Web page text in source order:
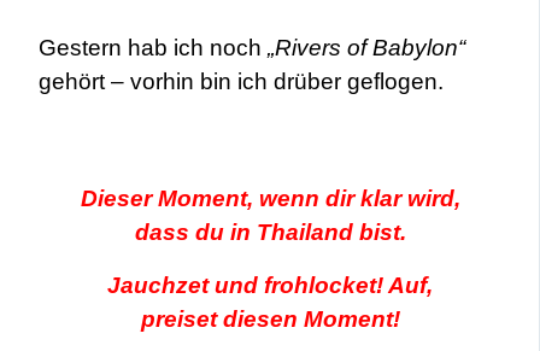
Gestern hab ich noch „Rivers of Babylon“
gehört – vorhin bin ich drüber geflogen.
Dieser Moment, wenn dir klar wird,
dass du in Thailand bist.
Jauchzet und frohlocket! Auf,
preiset diesen Moment!